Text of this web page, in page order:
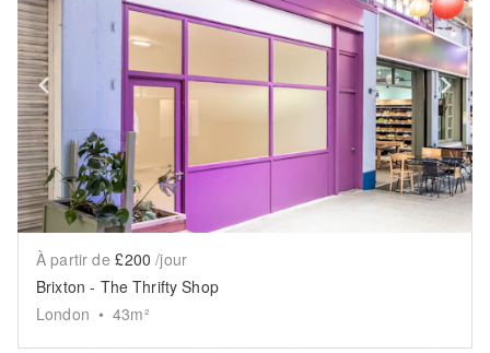
Show previous slide
À partir de £200 /jour
Brixton - The Thrifty Shop
London • 43m²